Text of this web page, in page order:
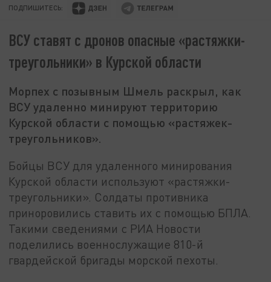
ПОДПИШИТЕСЬ:
ВСУ ставят с дронов опасные «растяжки-
треугольники» в Курской области
Морпех с позывным Шмель раскрыл, как
ВСУ удаленно минируют территорию
Курской области с помощью «растяжек-
треугольников».
Бойцы ВСУ для удаленного минирования
Курской области используют «растяжки-
треугольники». Солдаты противника
приноровились ставить их с помощью БПЛА.
Такими сведениями с РИА Новости
поделились военнослужащие 810-й
гвардейской бригады морской пехоты.